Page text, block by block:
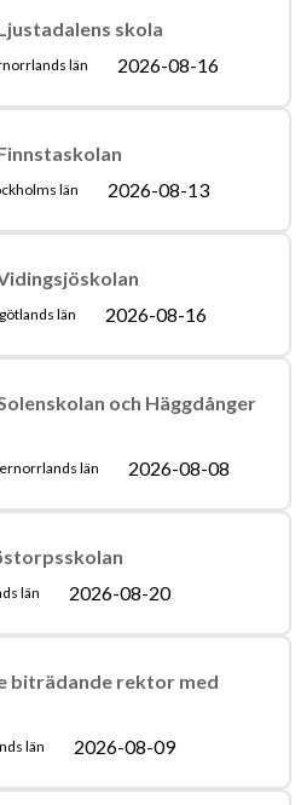
skola
län 2026-08-16
län 2026-08-13
län 2026-08-16
och Häggdånger
län 2026-08-08
län 2026-08-20
biträdande rektor med
län 2026-08-09